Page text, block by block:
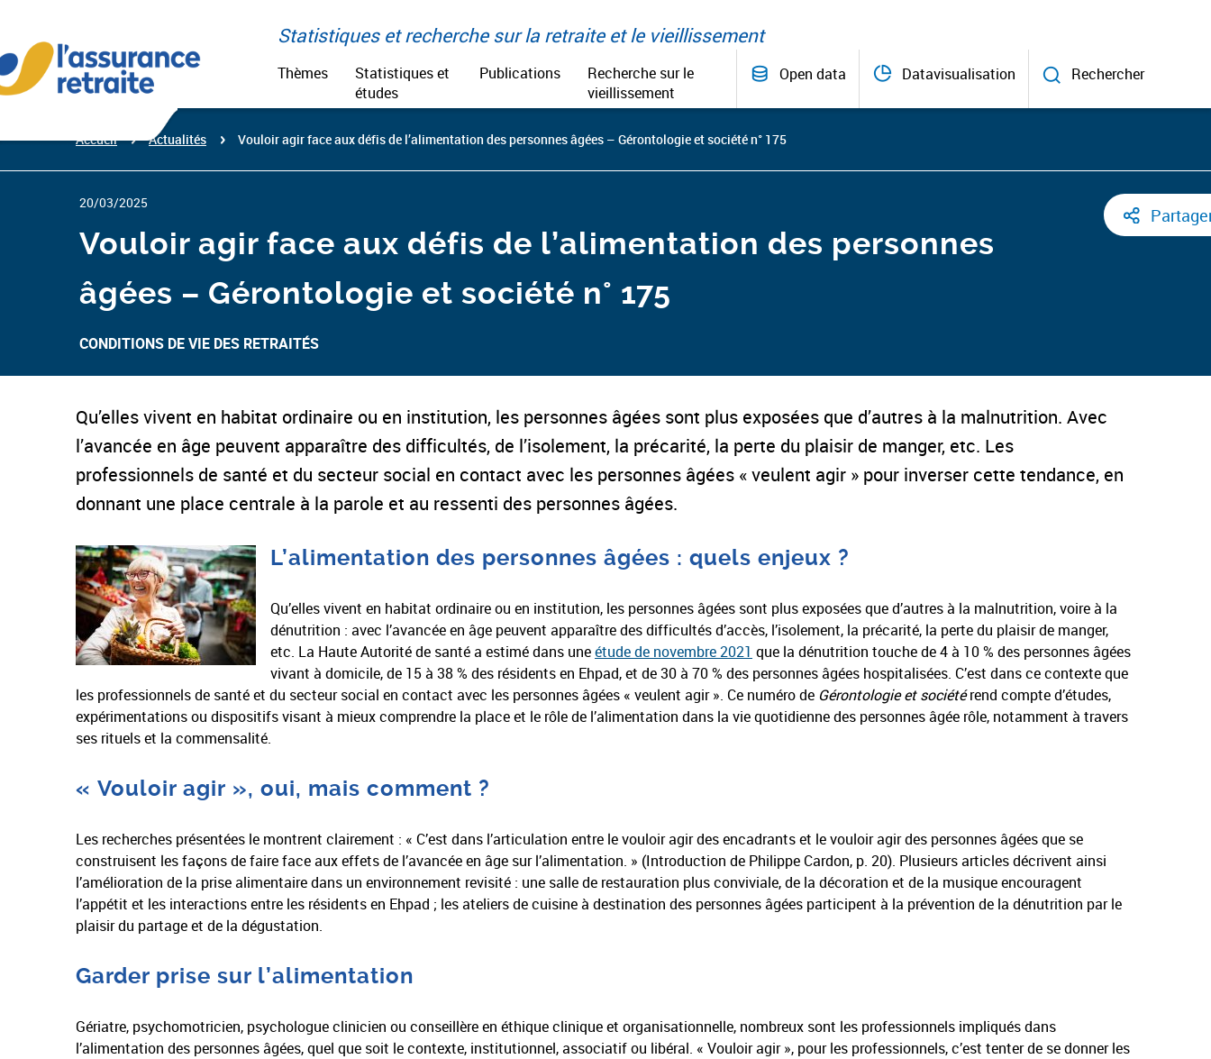
contenu
Statistiques et recherche sur la retraite et le vieillissement
Thèmes
Statistiques et
études
Publications
Recherche sur le
vieillissement
Open data Datavisualisation Rechercher
Accueil Actualités Vouloir agir face aux défis de l’alimentation des personnes âgées – Gérontologie et société n° 175
20/03/2025
Vouloir agir face aux défis de l’alimentation des personnes
âgées – Gérontologie et société n° 175
CONDITIONS DE VIE DES RETRAITÉS
Qu’elles vivent en habitat ordinaire ou en institution, les personnes âgées sont plus exposées que d’autres à la malnutrition. Avec
l’avancée en âge peuvent apparaître des difficultés, de l’isolement, la précarité, la perte du plaisir de manger, etc. Les
professionnels de santé et du secteur social en contact avec les personnes âgées « veulent agir » pour inverser cette tendance, en
donnant une place centrale à la parole et au ressenti des personnes âgées.
L’alimentation des personnes âgées : quels enjeux ?
Qu’elles vivent en habitat ordinaire ou en institution, les personnes âgées sont plus exposées que d’autres à la malnutrition, voire à la
dénutrition : avec l’avancée en âge peuvent apparaître des difficultés d’accès, l’isolement, la précarité, la perte du plaisir de manger,
etc. La Haute Autorité de santé a estimé dans uneétude de novembre 2021 que la dénutrition touche de 4 à 10 % des personnes âgées
vivant à domicile, de 15 à 38 % des résidents en Ehpad, et de 30 à 70 % des personnes âgées hospitalisées. C’est dans ce contexte que
les professionnels de santé et du secteur social en contact avec les personnes âgées « veulent agir ». Ce numéro de Gérontologie et sociétérend compte d’études,
expérimentations ou dispositifs visant à mieux comprendre la place et le rôle de l’alimentation dans la vie quotidienne des personnes âgée rôle, notamment à travers
ses rituels et la commensalité.
« Vouloir agir », oui, mais comment ?
Les recherches présentées le montrent clairement : « C’est dans l’articulation entre le vouloir agir des encadrants et le vouloir agir des personnes âgées que se
construisent les façons de faire face aux effets de l’avancée en âge sur l’alimentation. » (Introduction de Philippe Cardon, p. 20). Plusieurs articles décrivent ainsi
l’amélioration de la prise alimentaire dans un environnement revisité : une salle de restauration plus conviviale, de la décoration et de la musique encouragent
l’appétit et les interactions entre les résidents en Ehpad ; les ateliers de cuisine à destination des personnes âgées participent à la prévention de la dénutrition par le
plaisir du partage et de la dégustation.
Garder prise sur l’alimentation
Gériatre, psychomotricien, psychologue clinicien ou conseillère en éthique clinique et organisationnelle, nombreux sont les professionnels impliqués dans
l’alimentation des personnes âgées, quel que soit le contexte, institutionnel, associatif ou libéral. « Vouloir agir », pour les professionnels, c’est tenter de se donner les